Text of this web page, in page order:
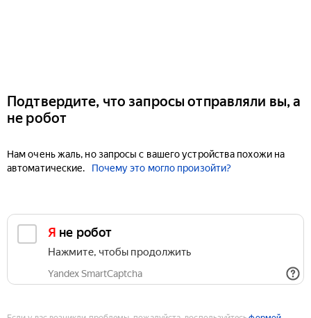
Подтвердите, что запросы отправляли вы, а
не робот
Нам очень жаль, но запросы с вашего устройства похожи на
автоматические.
Почему это могло произойти?
Я не робот
Нажмите, чтобы продолжить
Yandex SmartCaptcha